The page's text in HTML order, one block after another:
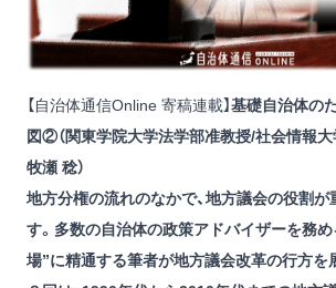
【自治体通信Online 寄稿連載】基礎自治体の
図②（関東学院大学法学部准教授/社会情報大
牧瀬 稔）
地方分権の流れのなかで、地方議会の役割が
す。多数の自治体の政策アドバイザーを務
場”に精通する筆者が地方議会改革の行方を